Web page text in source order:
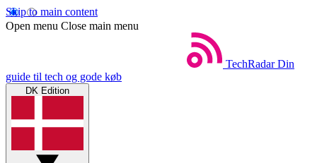
Skip to main content
Open menu Close main menu
TechRadar Din
guide til tech og gode køb
DK Edition